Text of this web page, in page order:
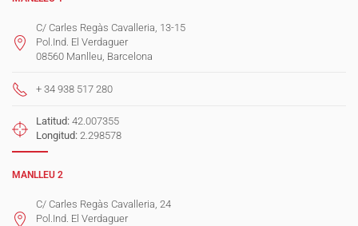
C/ Carles Regàs Cavalleria, 13-15
Pol.Ind. El Verdaguer
08560 Manlleu, Barcelona
+ 34 938 517 280
Latitud: 42.007355
Longitud: 2.298578
MANLLEU 2
C/ Carles Regàs Cavalleria, 24
Pol.Ind. El Verdaguer